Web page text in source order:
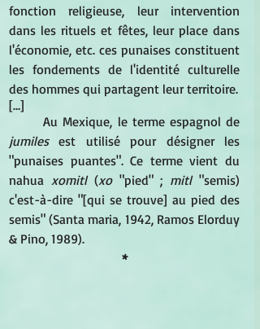
fonction religieuse, leur intervention
dans les rituels et fêtes, leur place dans
l'économie, etc. ces punaises constituent
les fondements de l'identité culturelle
des hommes qui partagent leur territoire.
[…]
jumiles est utilisé pour désigner les
"punaises puantes". Ce terme vient du
nahua xomitl (xo "pied" ; mitl "semis)
c'est-à-dire "[qui se trouve] au pied des
semis" (Santa maria, 1942, Ramos Elorduy
& Pino, 1989).
*